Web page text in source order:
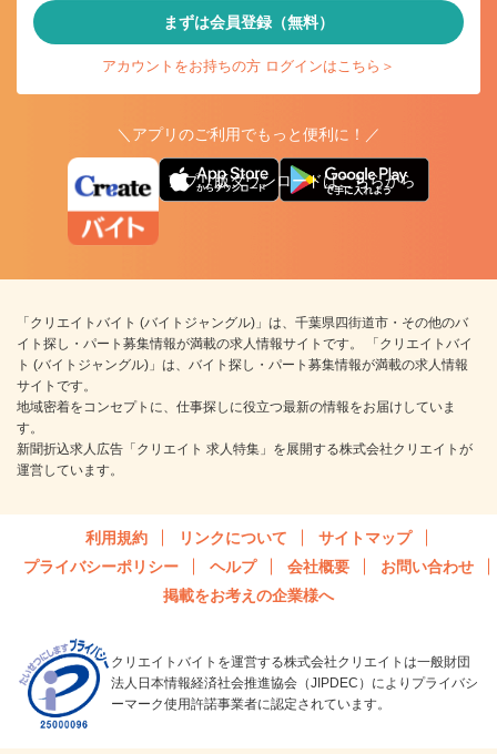
まずは会員登録（無料）
アカウントをお持ちの方 ログインはこちら＞
＼アプリのご利用でもっと便利に！／
アプリ版ダウンロードはこちらから
「クリエイトバイト (バイトジャングル)」は、千葉県四街道市・その他のバ
イト探し・パート募集情報が満載の求人情報サイトです。 「クリエイトバイ
ト (バイトジャングル)」は、バイト探し・パート募集情報が満載の求人情報
サイトです。
地域密着をコンセプトに、仕事探しに役立つ最新の情報をお届けしていま
す。
新聞折込求人広告「クリエイト 求人特集」を展開する株式会社クリエイトが
運営しています。
利用規約 リンクについて
サイトマップ
プライバシーポリシー
ヘルプ 会社概要
お問い合わせ
掲載をお考えの企業様へ
クリエイトバイトを運営する株式会社クリエイトは一般財団
法人日本情報経済社会推進協会（JIPDEC）によりプライバシ
ーマーク使用許諾事業者に認定されています。